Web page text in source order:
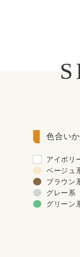
色合い
アイボリ
ベージュ
ブラウン
グレー系
グリーン